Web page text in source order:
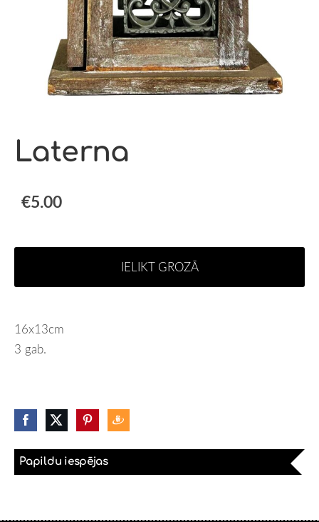
Papildu iespējas
Laterna
€5.00
IELIKT GROZĀ
16x13cm
3 gab.